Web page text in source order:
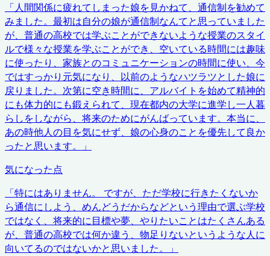
「人間関係に疲れてしまった娘を見かねて、通信制を勧めて
みました。最初は自分の娘が通信制なんてと思っていました
が、普通の高校では学ぶことができないような授業のスタイ
ルで様々な授業を学ぶことができ、空いている時間には趣味
に使ったり、家族とのコミュニケーションの時間に使い、今
ではすっかり元気になり、以前のようなハツラツとした娘に
戻りました。次第に空き時間に、アルバイトを始めて精神的
にも体力的にも鍛えられて、現在都内の大学に進学し一人暮
らしをしながら、将来のためにがんばっています。本当に、
あの時他人の目を気にせず、娘の心身のことを優先して良か
ったと思います。
」
気になった点
「特にはありません。 ですが、ただ学校に行きたくないか
ら通信にしよう、めんどうだからなどという理由で選ぶ学校
ではなく、将来的に目標や夢、やりたいことはたくさんある
が、普通の高校では何か違う、物足りないというような人に
向いてるのではないかと思いました。
」